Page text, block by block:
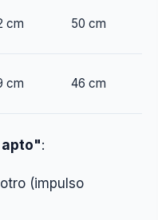
cm 50 cm
cm 46 cm
:
(impulso